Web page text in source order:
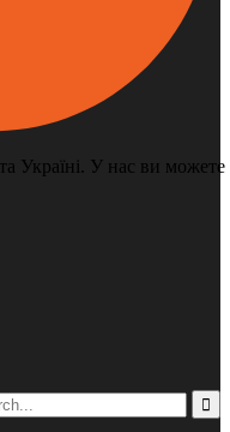
Україні. У нас ви